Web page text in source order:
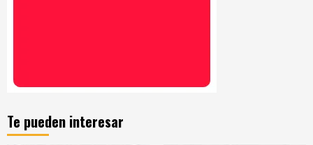
Te pueden interesar